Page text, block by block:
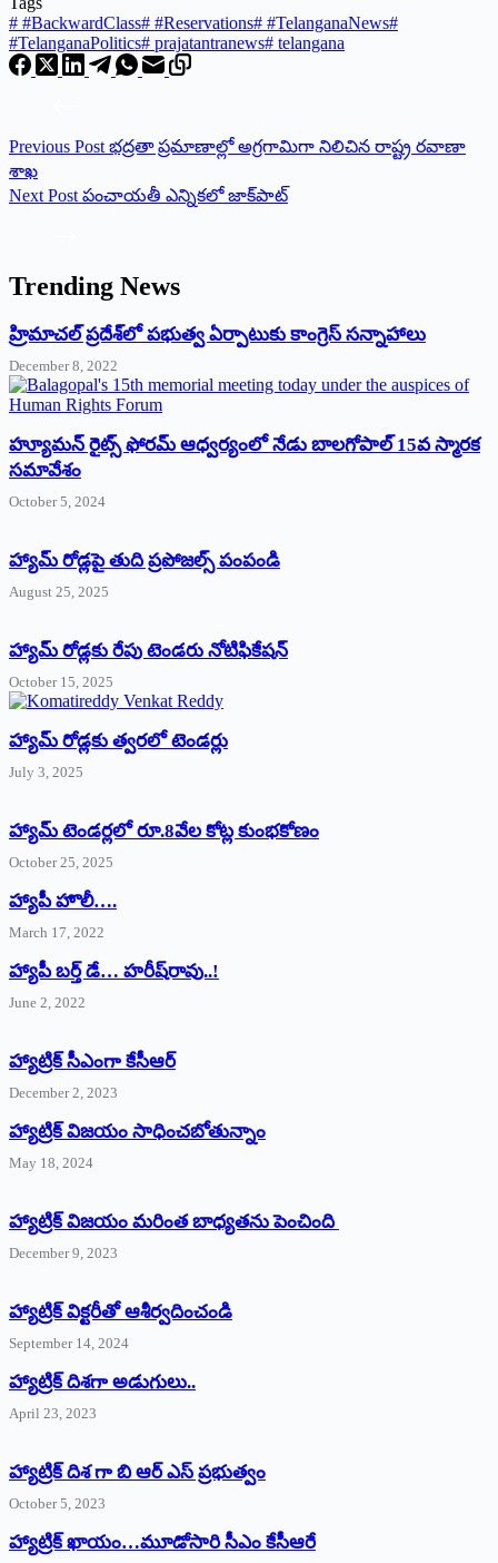
# #BackwardClass# #Reservations# #TelanganaNews#
#TelanganaPolitics# prajatantranews# telangana
Previous Post భద్రతా ప్రమాణాల్లో అగ్రగామిగా నిలిచిన రాష్ట్ర ర‌వాణా
శాఖ‌
Next Post పంచాయతీ ఎన్నికలో జాక్‌పాట్‌
Trending News
‌హ్రిమాచల్‌ ‌ప్రదేశ్‌లో పభుత్వ ఏర్పాటుకు కాంగ్రెస్‌ ‌సన్నాహాలు
December 8, 2022
హ్యూమన్‌ రైట్స్‌ ఫోరమ్‌ ఆధ్వర్యంలో నేడు బాలగోపాల్‌ 15వ స్మారక
సమావేశం
October 5, 2024
హ్యామ్‌ రోడ్లపై తుది ప్రపోజల్స్‌ పంపండి
August 25, 2025
హ్యామ్‌ రోడ్లకు రేపు టెండరు నోటిఫికేషన్‌
October 15, 2025
హ్యామ్‌ రోడ్లకు త్వరలో టెండర్లు
July 3, 2025
హ్యామ్‌ ‌టెండర్లలో రూ.8వేల కోట్ల కుంభకోణం
October 25, 2025
హ్యాపీ హొలీ….
March 17, 2022
హ్యాపీ బర్త్ ‌డే… హరీష్‌రావు..!
June 2, 2022
హ్యాట్రిక్‌ ‌సీఎంగా కేసీఆర్‌
December 2, 2023
హ్యాట్రిక్‌ విజయం సాధించబోతున్నాం
May 18, 2024
హ్యాట్రిక్ విజయం మరింత బాధ్యతను పెంచింది
December 9, 2023
హ్యాట్రిక్‌ ‌విక్టరీతో ఆశీర్వదించండి
September 14, 2024
‌హ్యాట్రిక్‌ ‌దిశగా అడుగులు..
April 23, 2023
హ్యాట్రిక్ దిశ గా బి ఆర్ ఎస్ ప్రభుత్వం
October 5, 2023
హ్యాట్రిక్‌ ‌ఖాయం…మూడోసారి సీఎం కేసీఆరే